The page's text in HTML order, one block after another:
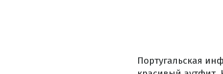
Португальская